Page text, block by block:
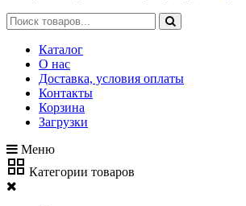
Каталог
О нас
Доставка, условия оплаты
Контакты
Корзина
Загрузки
Меню
Категории товаров